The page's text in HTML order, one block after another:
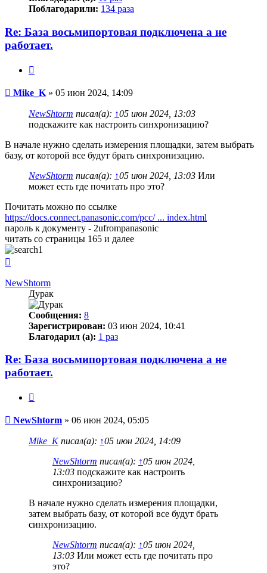
Поблагодарили: 134 раза
Re: База восьмипортовая подключена а не
работает.
Сообщение
Mike_K » 05 июн 2024, 14:09
NewShtorm писал(а): ↑05 июн 2024, 13:03
подскажите как настроить синхронизацию?
В начале нужно сделать измерения площадки, затем выбрать
базу, от которой все будут брать синхронизацию.
NewShtorm писал(а): ↑05 июн 2024, 13:03 Или
может есть где почитать про это?
Почитать можно по ссылке
https://docs.connect.panasonic.com/pcc/ ... index.html
пароль к документу - 2ufrompanasonic
читать со страницы 165 и далее
началу
NewShtorm
Дурак
Сообщения: 8
Зарегистрирован: 03 июн 2024, 10:41
Благодарил (а): 1 раз
Re: База восьмипортовая подключена а не
работает.
Сообщение
NewShtorm » 06 июн 2024, 05:05
Mike_Kписал(а): ↑05 июн 2024, 14:09
NewShtorm писал(а): ↑05 июн 2024,
13:03 подскажите как настроить
синхронизацию?
В начале нужно сделать измерения площадки,
затем выбрать базу, от которой все будут брать
синхронизацию.
NewShtorm писал(а): ↑05 июн 2024,
13:03 Или может есть где почитать про
это?